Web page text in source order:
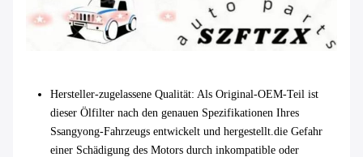
Hersteller-zugelassene Qualität: Als Original-OEM-Teil ist
dieser Ölfilter nach den genauen Spezifikationen Ihres
Ssangyong-Fahrzeugs entwickelt und hergestellt.die Gefahr
einer Schädigung des Motors durch inkompatible oder